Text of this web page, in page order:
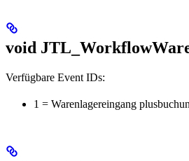
void
Verfügbare Event IDs:
1 = Warenlagereingang